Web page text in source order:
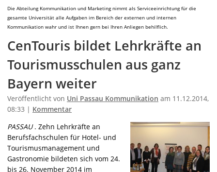
Die Abteilung Kommunikation und Marketing nimmt als Serviceeinrichtung für die
gesamte Universität alle Aufgaben im Bereich der externen und internen
Kommunikation wahr und ist Ihnen gern bei Ihren Anliegen behilflich.
CenTouris bildet Lehrkräfte an
Tourismusschulen aus ganz
Bayern weiter
Veröffentlicht von Uni Passau Kommunikation am 11.12.2014,
08:33 | Kommentar
PASSAU. Zehn Lehrkräfte an
Berufsfachschulen für Hotel- und
Tourismusmanagement und
Gastronomie bildeten sich vom 24.
bis 26. November 2014 im